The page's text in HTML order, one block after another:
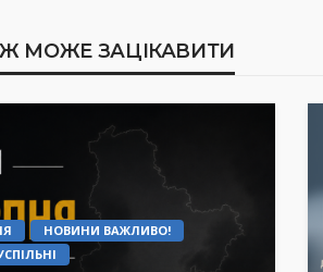
МОЖЕ ЗАЦІКАВИТИ
НОВИНИ ВАЖЛИВО!